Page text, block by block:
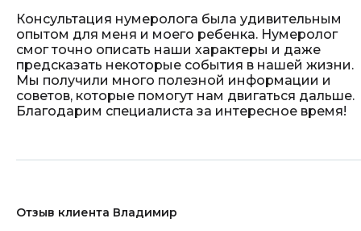
Консультация нумеролога была удивительным
опытом для меня и моего ребенка. Нумеролог
смог точно описать наши характеры и даже
предсказать некоторые события в нашей жизни.
Мы получили много полезной информации и
советов, которые помогут нам двигаться дальше.
Благодарим специалиста за интересное время!
Отзыв клиента Владимир